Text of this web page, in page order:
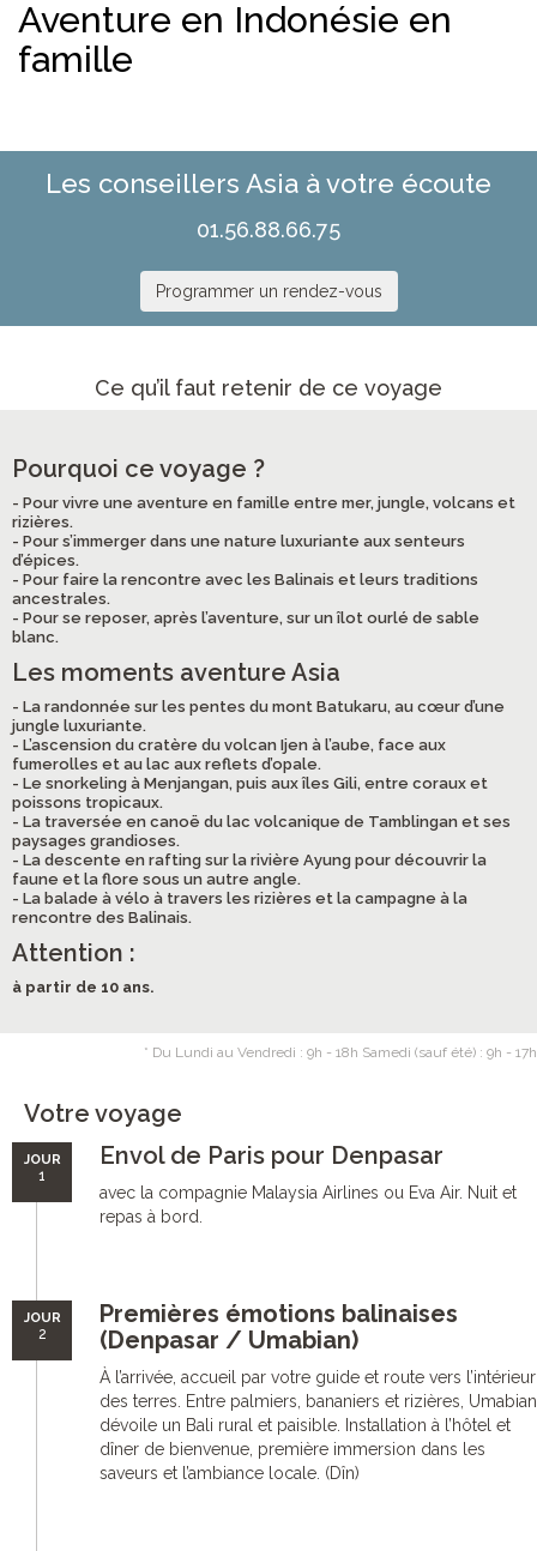
Aventure en Indonésie en
famille
Les conseillers Asia à votre écoute
01.56.88.66.75
Programmer un rendez-vous
Ce qu’il faut retenir de ce voyage
Pourquoi ce voyage ?
- Pour vivre une aventure en famille entre mer, jungle, volcans et
rizières.
- Pour s’immerger dans une nature luxuriante aux senteurs
d’épices.
- Pour faire la rencontre avec les Balinais et leurs traditions
ancestrales.
- Pour se reposer, après l’aventure, sur un îlot ourlé de sable
blanc.
Les moments aventure Asia
- La randonnée sur les pentes du mont Batukaru, au cœur d’une
jungle luxuriante.
- L’ascension du cratère du volcan Ijen à l’aube, face aux
fumerolles et au lac aux reflets d’opale.
- Le snorkeling à Menjangan, puis aux îles Gili, entre coraux et
poissons tropicaux.
- La traversée en canoë du lac volcanique de Tamblingan et ses
paysages grandioses.
- La descente en rafting sur la rivière Ayung pour découvrir la
faune et la flore sous un autre angle.
- La balade à vélo à travers les rizières et la campagne à la
rencontre des Balinais.
Attention :
à partir de 10 ans.
* Du Lundi au Vendredi : 9h - 18h Samedi (sauf été) : 9h - 17h
Votre voyage
JOUR
1
Envol de Paris pour Denpasar
avec la compagnie Malaysia Airlines ou Eva Air. Nuit et
repas à bord.
JOUR
2
Premières émotions balinaises
(Denpasar / Umabian)
À l’arrivée, accueil par votre guide et route vers l’intérieur
des terres. Entre palmiers, bananiers et rizières, Umabian
dévoile un Bali rural et paisible. Installation à l’hôtel et
dîner de bienvenue, première immersion dans les
saveurs et l’ambiance locale. (Dîn)